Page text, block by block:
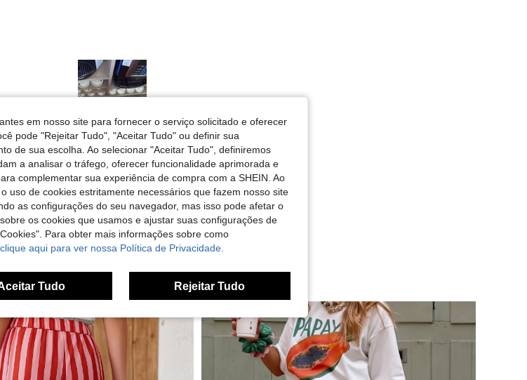
Útil (1)
em nosso site para fornecer o serviço solicitado e oferecer
pode "Rejeitar Tudo", "Aceitar Tudo" ou definir sua
de sua escolha. Ao selecionar "Aceitar Tudo", definiremos
a analisar o tráfego, oferecer funcionalidade aprimorada e
complementar sua experiência de compra com a SHEIN. Ao
uso de cookies estritamente necessários que fazem nosso site
as configurações do seu navegador, mas isso pode afetar o
os cookies que usamos e ajustar suas configurações de
Para obter mais informações sobre como
clique aqui para ver nossa Política de Privacidade.
Tudo Rejeitar Tudo